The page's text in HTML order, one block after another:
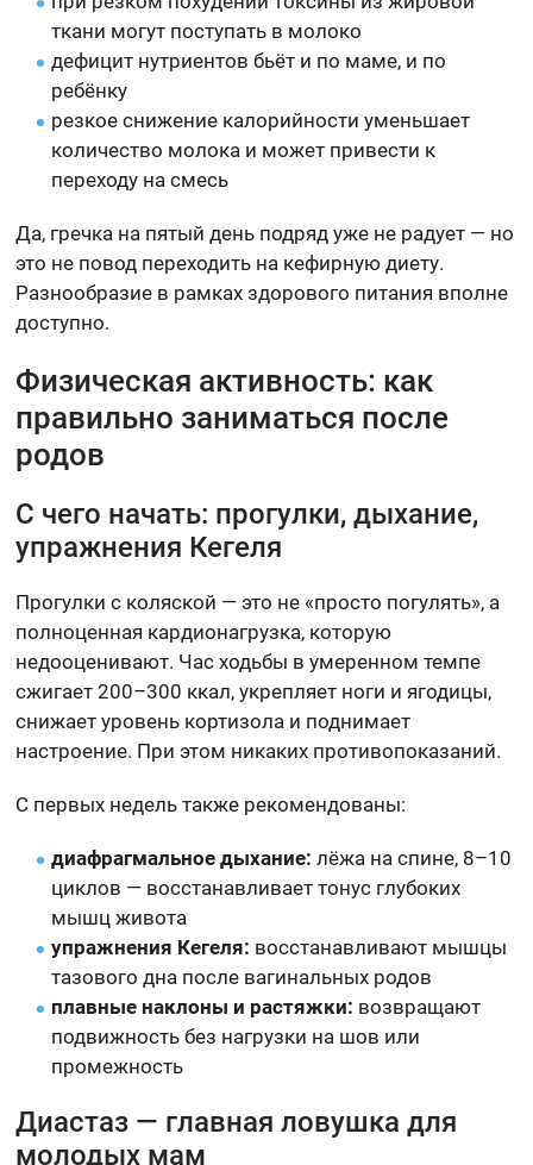
ткани могут поступать в молоко
дефицит нутриентов бьёт и по маме, и по
ребёнку
резкое снижение калорийности уменьшает
количество молока и может привести к
переходу на смесь
Да, гречка на пятый день подряд уже не радует — но
это не повод переходить на кефирную диету.
Разнообразие в рамках здорового питания вполне
доступно.
Физическая активность: как
правильно заниматься после
родов
С чего начать: прогулки, дыхание,
упражнения Кегеля
Прогулки с коляской — это не «просто погулять», а
полноценная кардионагрузка, которую
недооценивают. Час ходьбы в умеренном темпе
сжигает 200–300 ккал, укрепляет ноги и ягодицы,
снижает уровень кортизола и поднимает
настроение. При этом никаких противопоказаний.
С первых недель также рекомендованы:
диафрагмальное дыхание: лёжа на спине, 8–10
циклов — восстанавливает тонус глубоких
мышц живота
упражнения Кегеля: восстанавливают мышцы
тазового дна после вагинальных родов
плавные наклоны и растяжки: возвращают
подвижность без нагрузки на шов или
промежность
Диастаз — главная ловушка для
молодых мам